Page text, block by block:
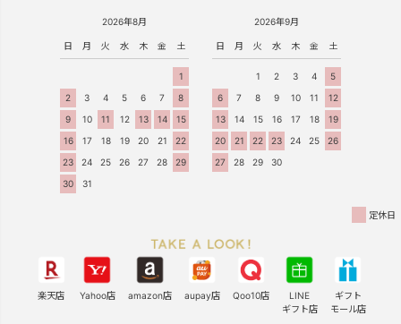
2026年8月
日 月 火 水 木 金 土
1
2
3 4 5 6 7
8
9
10 11 12 13 14
15
16
17 18 19 20 21
22
23
24 25 26 27 28
29
30
31
2026年9月
日 月 火 水 木 金 土
1 2 3 4
5
6
7 8 9 10 11
12
13
14 15 16 17 18
19
20
21 22 23 24 25
26
27
28 29 30
定休日
楽天店 Yahoo店 amazon店 aupay店 Qoo10店
LINE
ギフト店
ギフト
モール店